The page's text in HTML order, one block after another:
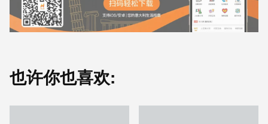
也许你也喜欢: